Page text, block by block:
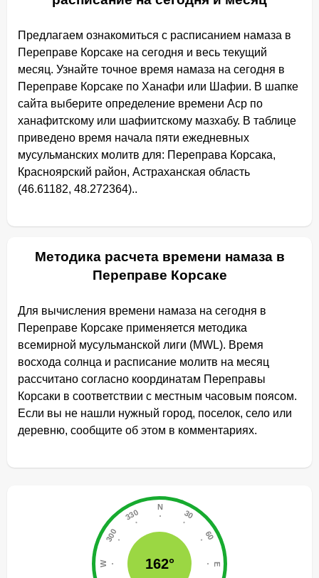
Предлагаем ознакомиться с расписанием намаза в
Переправе Корсаке на сегодня и весь текущий
месяц. Узнайте точное время намаза на сегодня в
Переправе Корсаке по Ханафи или Шафии. В шапке
сайта выберите определение времени Аср по
ханафитскому или шафиитскому мазхабу. В таблице
приведено время начала пяти ежедневных
мусульманских молитв для: Переправа Корсака,
Красноярский район, Астраханская область
(46.61182, 48.272364)..
Методика расчета времени намаза в
Переправе Корсаке
Для вычисления времени намаза на сегодня в
Переправе Корсаке применяется методика
всемирной мусульманской лиги (MWL). Время
восхода солнца и расписание молитв на месяц
рассчитано согласно координатам Переправы
Корсаки в соответствии с местным часовым поясом.
Если вы не нашли нужный город, поселок, село или
деревню, сообщите об этом в комментариях.
162°